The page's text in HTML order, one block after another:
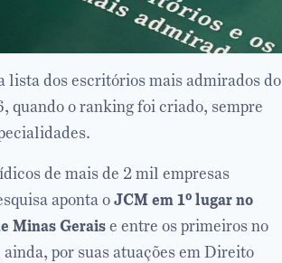
lista dos escritórios mais admirados do
quando o ranking foi criado, sempre
de mais de 2 mil empresas
aponta oJCM em 1º lugar no
Minas Geraise entre os primeiros no
por suas atuações em Direito